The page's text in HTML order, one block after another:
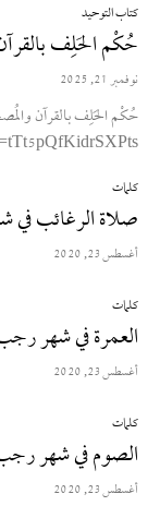
كتاب التوحيد
حُكْم الحَلِف
نوفمبر 21, 2025
كلمات
صلاة الرغائب
أغسطس 23, 2020
كلمات
العمرة في شهر
أغسطس 23, 2020
كلمات
الصوم في شهر
أغسطس 23, 2020